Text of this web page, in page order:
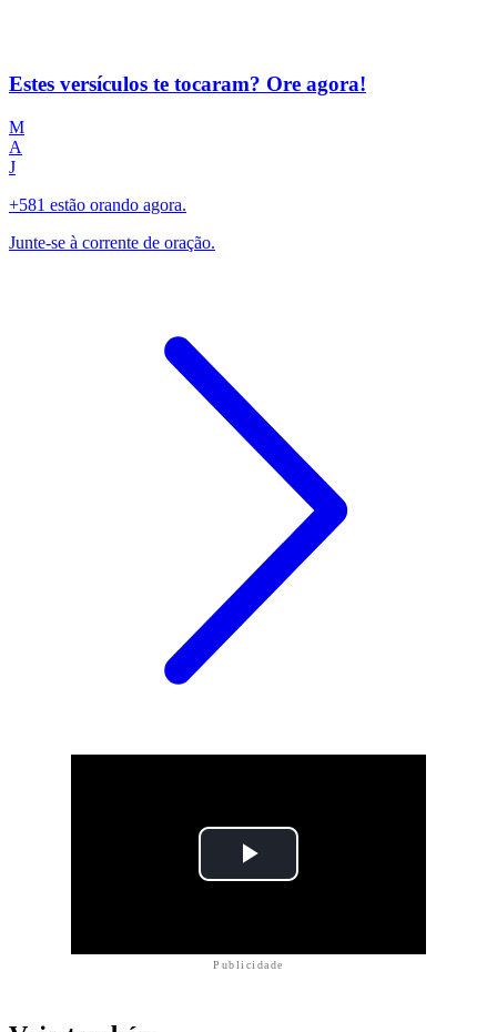
Estes versículos te tocaram? Ore agora!
M
A
J
+581 estão orando agora.
Junte-se à corrente de oração.
Publicidade